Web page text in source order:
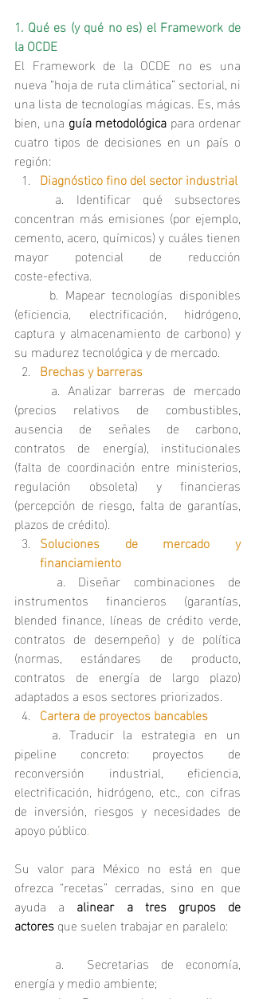
1. Qué es (y qué no es) el Framework de
la OCDE
El Framework de la OCDE no es una
nueva “hoja de ruta climática” sectorial, ni
una lista de tecnologías mágicas. Es, más
bien, una guía metodológica para ordenar
cuatro tipos de decisiones en un país o
región:
Diagnóstico fino del sector industrial
concentran más emisiones (por ejemplo,
cemento, acero, químicos) y cuáles tienen
mayor potencial de reducción
coste‑efectiva.
(eficiencia, electrificación, hidrógeno,
captura y almacenamiento de carbono) y
su madurez tecnológica y de mercado.
Brechas y barreras
(precios relativos de combustibles,
ausencia de señales de carbono,
contratos de energía), institucionales
(falta de coordinación entre ministerios,
regulación obsoleta) y financieras
(percepción de riesgo, falta de garantías,
plazos de crédito).
Soluciones de mercado y
financiamiento
instrumentos financieros (garantías,
blended finance, líneas de crédito verde,
contratos de desempeño) y de política
(normas, estándares de producto,
contratos de energía de largo plazo)
adaptados a esos sectores priorizados.
Cartera de proyectos bancables
pipeline concreto: proyectos de
reconversión industrial, eficiencia,
electrificación, hidrógeno, etc., con cifras
de inversión, riesgos y necesidades de
apoyo público.
Su valor para México no está en que
ofrezca “recetas” cerradas, sino en que
ayuda a alinear a tres grupos de
actores que suelen trabajar en paralelo:
energía y medio ambiente;